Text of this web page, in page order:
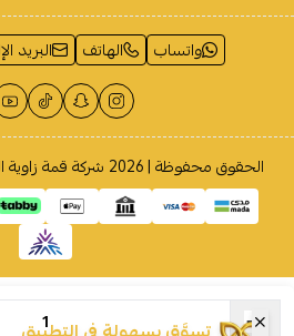
واتساب الهاتف البريد
الحقوق محفوظة | 2026 شركة قمة